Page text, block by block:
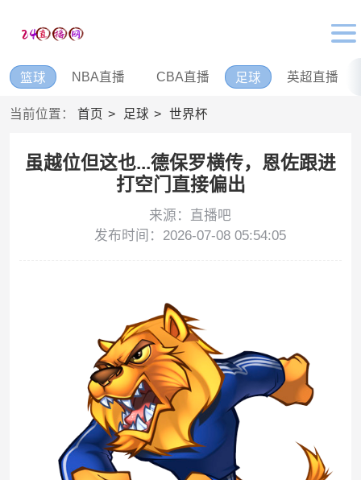
篮球 NBA直播 CBA直播 足球 英超直播
当前位置： 首页 足球 世界杯
虽越位但这也...德保罗横传，恩佐跟进
打空门直接偏出
来源：直播吧
发布时间：2026-07-08 05:54:05